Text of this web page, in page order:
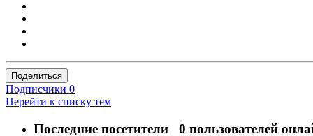
Поделиться
Подписчики 0
Перейти к списку тем
Последние посетители 0 пользователей